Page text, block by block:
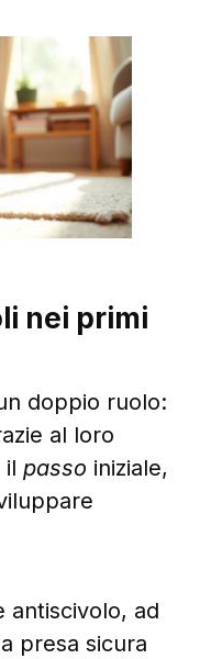
nei primi
doppio ruolo:
al loro
ilpasso iniziale,
antiscivolo, ad
presa sicura